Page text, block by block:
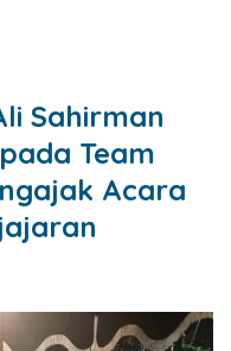
Sahirman
Team
Acara